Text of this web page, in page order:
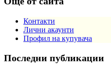
Контакти
Лични акаунти
Профил на купувача
Последни публикации